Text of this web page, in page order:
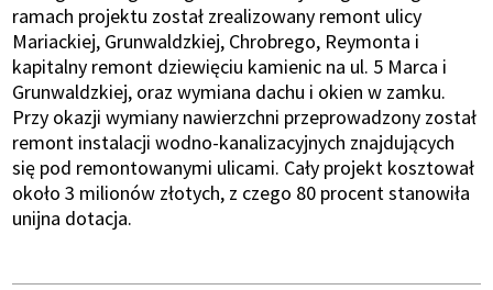
ramach projektu został zrealizowany remont ulicy
Mariackiej, Grunwaldzkiej, Chrobrego, Reymonta i
kapitalny remont dziewięciu kamienic na ul. 5 Marca i
Grunwaldzkiej, oraz wymiana dachu i okien w zamku.
Przy okazji wymiany nawierzchni przeprowadzony został
remont instalacji wodno-kanalizacyjnych znajdujących
się pod remontowanymi ulicami. Cały projekt kosztował
około 3 milionów złotych, z czego 80 procent stanowiła
unijna dotacja.